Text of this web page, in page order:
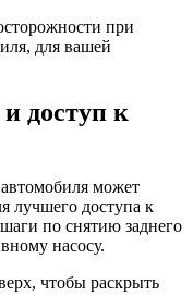
при
для вашей
доступ к
может
лучшего доступа к
по снятию заднего
насосу.
чтобы раскрыть